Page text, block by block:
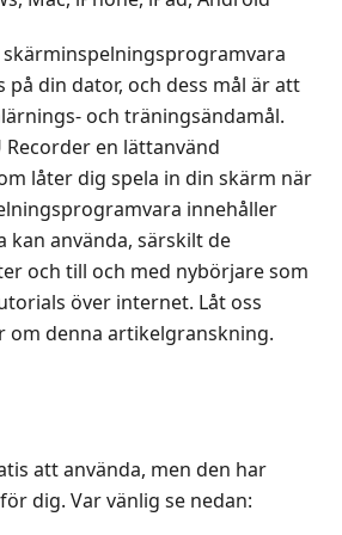
skärminspelningsprogramvara
på din dator, och dess mål är att
och träningsändamål.
en lättanvänd
låter dig spela in din skärm när
innehåller
kan använda, särskilt de
och till och med nybörjare som
över internet. Låt oss
om denna artikelgranskning.
att använda, men den har
dig. Var vänlig se nedan: